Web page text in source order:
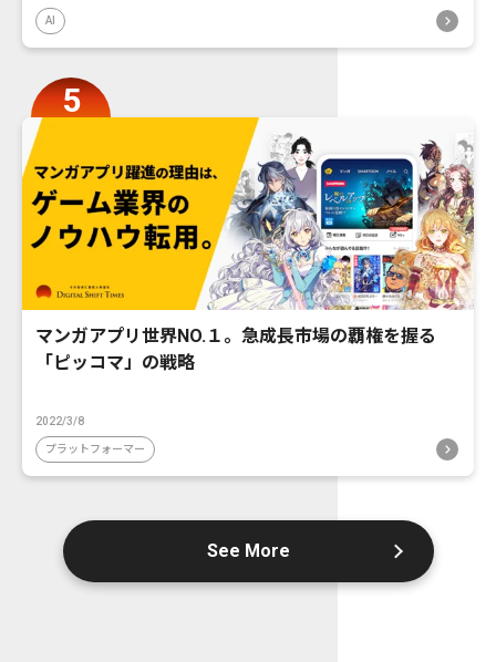
AI
マンガアプリ世界NO.１。急成長市場の覇権を握る
「ピッコマ」の戦略
2022/3/8
プラットフォーマー
See More